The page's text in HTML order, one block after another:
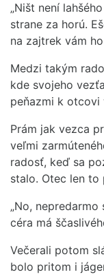
„Ništ není
strane za horú.
na zajtrek vám
Medzi takým
kde svojeho
peňazmi k otcovi
Prám jak vezca
veľmi
radosť, keď sa
stalo. Otec len to
„No,
céra má
Večerali potom
bolo pritom i